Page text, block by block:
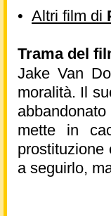
• Altri film di
Trama del
Jake Van
moralità. Il
mette in
prostituzione
a seguirlo,